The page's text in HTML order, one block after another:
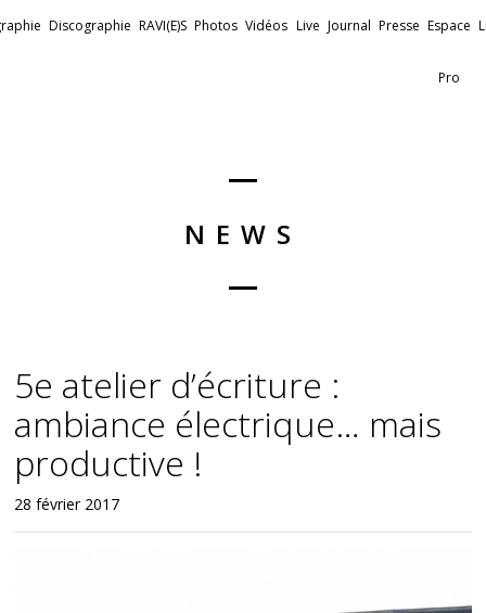
Discographie RAVI(E)S Photos Vidéos Live Journal Presse Espace
Pro
NEWS
5e atelier d’écriture :
ambiance électrique… mais
productive !
28 février 2017